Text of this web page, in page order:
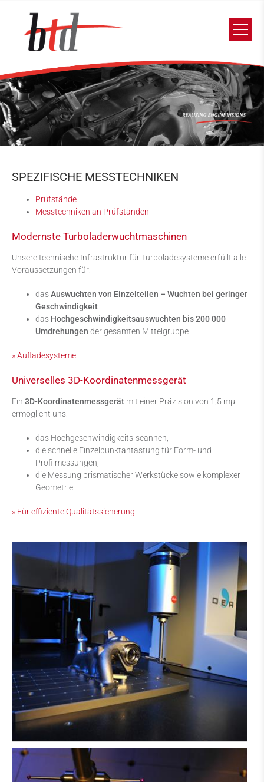
SPEZIFISCHE MESSTECHNIKEN
Prüfstände
Messtechniken an Prüfständen
Modernste Turboladerwuchtmaschinen
Unsere technische Infrastruktur für Turboladesysteme erfüllt alle
Voraussetzungen für:
dasAuswuchten von Einzelteilen – Wuchten bei geringer
Geschwindigkeit
das Hochgeschwindigkeitsauswuchten bis 200 000
Umdrehungen der gesamten Mittelgruppe
» Aufladesysteme
Universelles 3D-Koordinatenmessgerät
Ein 3D-Koordinatenmessgerät mit einer Präzision von 1,5 mµ
ermöglicht uns:
das Hochgeschwindigkeits-scannen,
die schnelle Einzelpunktantastung für Form- und
Profilmessungen,
die Messung prismatischer Werkstücke sowie komplexer
Geometrie.
» Für effiziente Qualitätssicherung